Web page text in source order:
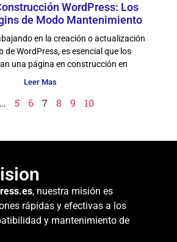
WordPress: Los
de Modo Mantenimiento
en la creación o actualización
de WordPress, es esencial que los
una página en construcción en
Leer Mas
… 5 6 7 8 9 10
, nuestra misión es
rápidas y efectivas a los
y mantenimiento de